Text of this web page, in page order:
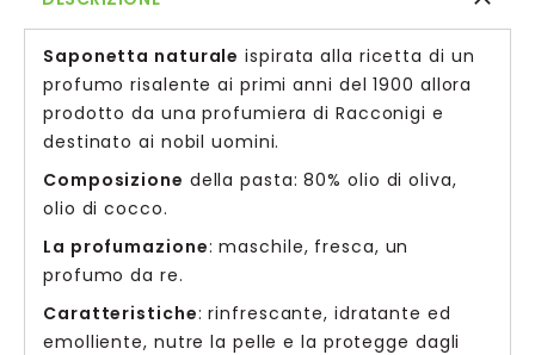
Saponetta naturale ispirata alla ricetta di un
profumo risalente ai primi anni del 1900 allora
prodotto da una profumiera di Racconigi e
destinato ai nobil uomini.
Composizione della pasta: 80% olio di oliva,
olio di cocco.
La profumazione: maschile, fresca, un
profumo da re.
Caratteristiche: rinfrescante, idratante ed
emolliente, nutre la pelle e la protegge dagli